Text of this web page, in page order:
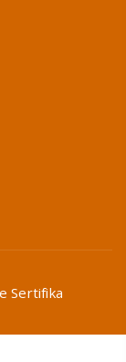
Sertifika